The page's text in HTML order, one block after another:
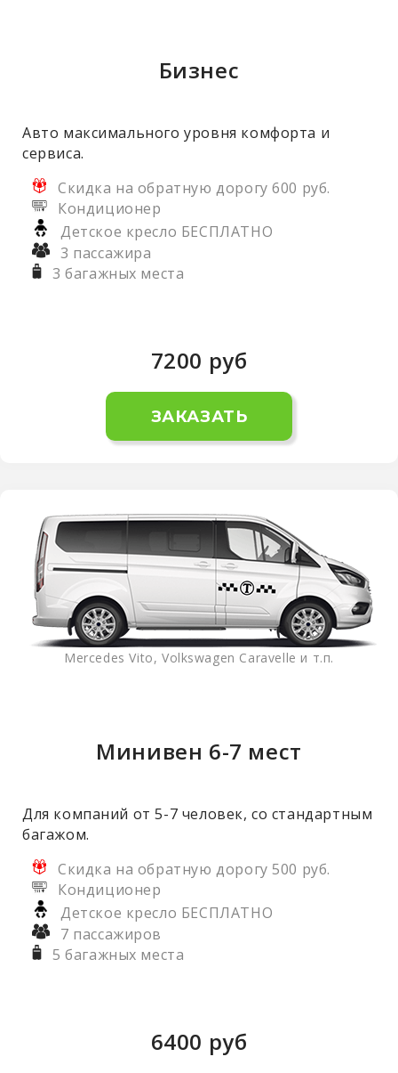
Бизнес
Авто максимального уровня комфорта и
сервиса.
Скидка на обратную дорогу 600 руб.
Кондиционер
Детское кресло БЕСПЛАТНО
3 пассажира
3 багажных места
7200 руб
ЗАКАЗАТЬ
Mercedes Vito, Volkswagen Caravelle и т.п.
Минивен 6-7 мест
Для компаний от 5-7 человек, со стандартным
багажом.
Скидка на обратную дорогу 500 руб.
Кондиционер
Детское кресло БЕСПЛАТНО
7 пассажиров
5 багажных места
6400 руб